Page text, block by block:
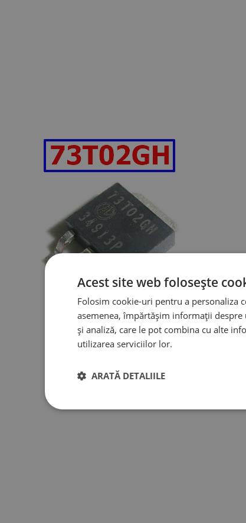
Acest site web folosește
Folosim cookie-uri pentru a personaliza
asemenea, împărtășim informații
și analiză, care le pot combina cu alte
utilizarea serviciilor lor.
ARATĂ DETALIILE